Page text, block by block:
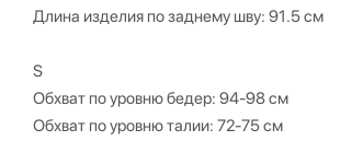
Длина изделия по заднему шву: 91.5 см
S
Обхват по уровню бедер: 94-98 см
Обхват по уровню талии: 72-75 см